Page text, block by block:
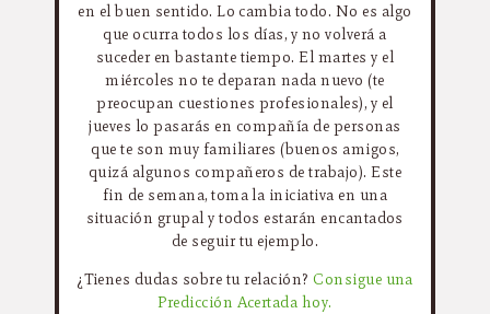
en el buen sentido. Lo cambia todo. No es algo
que ocurra todos los días, y no volverá a
suceder en bastante tiempo. El martes y el
miércoles no te deparan nada nuevo (te
preocupan cuestiones profesionales), y el
jueves lo pasarás en compañía de personas
que te son muy familiares (buenos amigos,
quizá algunos compañeros de trabajo). Este
fin de semana, toma la iniciativa en una
situación grupal y todos estarán encantados
de seguir tu ejemplo.
¿Tienes dudas sobre tu relación? Consigue una
Predicción Acertada hoy.